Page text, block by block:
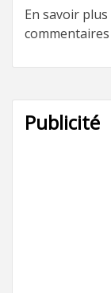
En savoir
Publicité